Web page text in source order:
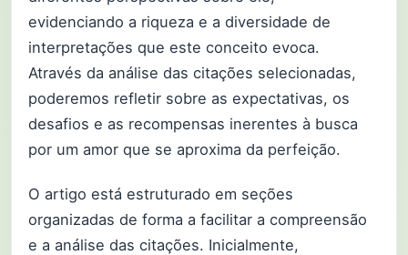
evidenciando a riqueza e a diversidade de
interpretações que este conceito evoca.
Através da análise das citações selecionadas,
poderemos refletir sobre as expectativas, os
desafios e as recompensas inerentes à busca
por um amor que se aproxima da perfeição.
O artigo está estruturado em seções
organizadas de forma a facilitar a compreensão
e a análise das citações. Inicialmente,